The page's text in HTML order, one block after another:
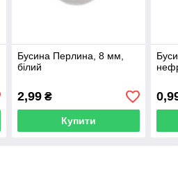
Бусина Перлина, 8 мм,
білий
2,99₴
Купити